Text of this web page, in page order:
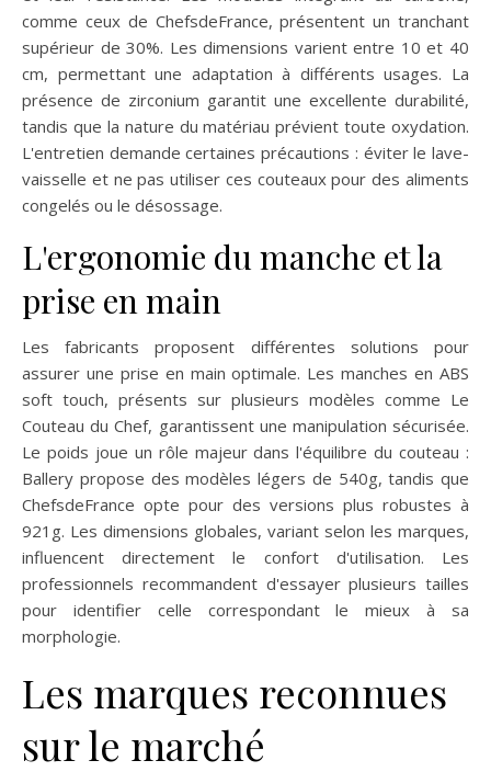
comme ceux de ChefsdeFrance, présentent un tranchant
supérieur de 30%. Les dimensions varient entre 10 et 40
cm, permettant une adaptation à différents usages. La
présence de zirconium garantit une excellente durabilité,
tandis que la nature du matériau prévient toute oxydation.
L'entretien demande certaines précautions : éviter le lave-
vaisselle et ne pas utiliser ces couteaux pour des aliments
congelés ou le désossage.
L'ergonomie du manche et la
prise en main
Les fabricants proposent différentes solutions pour
assurer une prise en main optimale. Les manches en ABS
soft touch, présents sur plusieurs modèles comme Le
Couteau du Chef, garantissent une manipulation sécurisée.
Le poids joue un rôle majeur dans l'équilibre du couteau :
Ballery propose des modèles légers de 540g, tandis que
ChefsdeFrance opte pour des versions plus robustes à
921g. Les dimensions globales, variant selon les marques,
influencent directement le confort d'utilisation. Les
professionnels recommandent d'essayer plusieurs tailles
pour identifier celle correspondant le mieux à sa
morphologie.
Les marques reconnues
sur le marché